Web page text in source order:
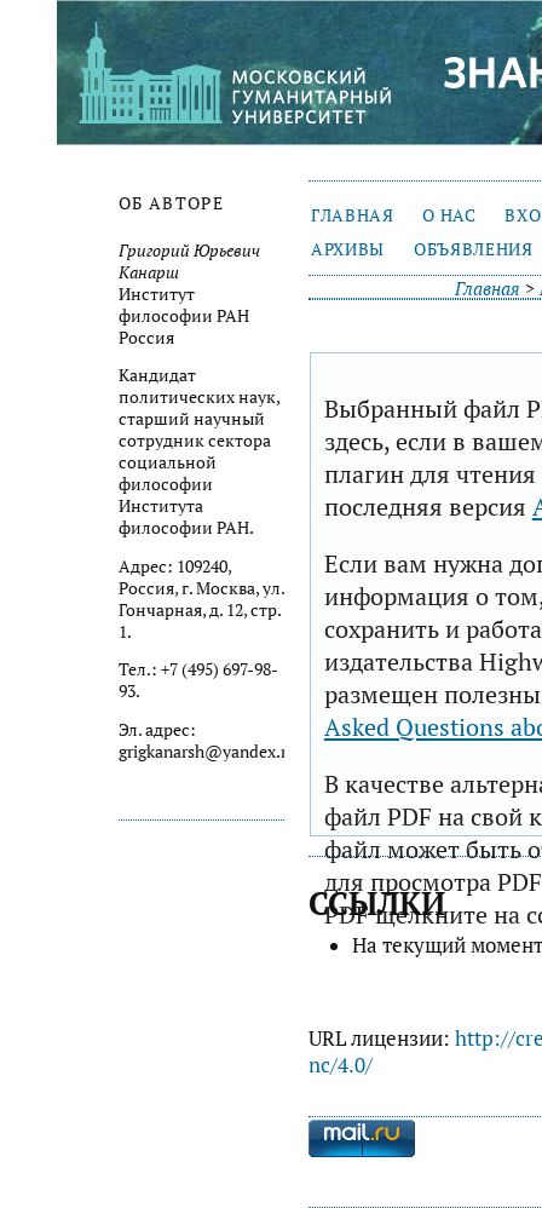
ОБ АВТОРЕ
Григорий Юрьевич
Канарш
Институт
философии РАН
Россия
Кандидат
политических наук,
старший научный
сотрудник сектора
социальной
философии
Института
философии РАН.
Адрес: 109240,
Россия, г. Москва, ул.
Гончарная, д. 12, стр.
1.
Тел.: +7 (495) 697-98-
93.
Эл. адрес:
grigkanarsh@yandex.ru
ГЛАВНАЯ О НАС
АРХИВЫ
ОБЪЯВЛЕНИЯ
Главная >
Выбранный файл
здесь, если в
плагин для
последняя версия
Если вам нужна
информация о том,
сохранить и
издательства
размещен
Asked Questions
В качестве
файл PDF на свой
файл может быть
для просмотра
PDF щелкните на
ССЫЛКИ
На текущий
URL лицензии: http://
nc/4.0/